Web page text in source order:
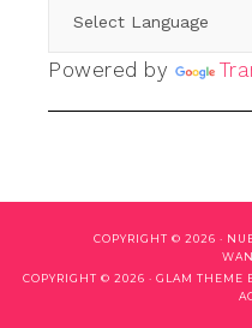
Powered by
COPYRIGHT © 2026 ·
COPYRIGHT © 2026 · GLAM THEME